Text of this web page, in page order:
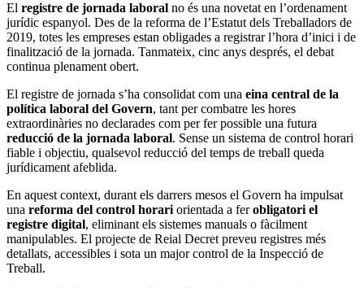
El registre de jornada laboral no és una novetat en l’ordenament
jurídic espanyol. Des de la reforma de l’Estatut dels Treballadors de
2019, totes les empreses estan obligades a registrar l’hora d’inici i de
finalització de la jornada. Tanmateix, cinc anys després, el debat
continua plenament obert.
El registre de jornada s’ha consolidat com una eina central de la
política laboral del Govern, tant per combatre les hores
extraordinàries no declarades com per fer possible una futura
reducció de la jornada laboral. Sense un sistema de control horari
fiable i objectiu, qualsevol reducció del temps de treball queda
jurídicament afeblida.
En aquest context, durant els darrers mesos el Govern ha impulsat
una reforma del control horari orientada a ferobligatori el
registre digital, eliminant els sistemes manuals o fàcilment
manipulables. El projecte de Reial Decret preveu registres més
detallats, accessibles i sota un major control de la Inspecció de
Treball.